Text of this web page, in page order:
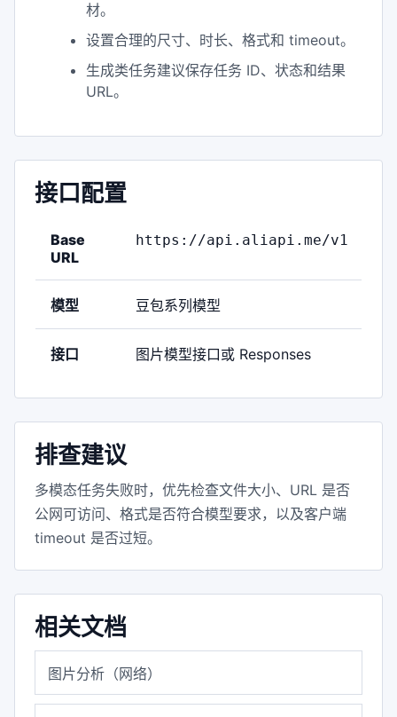
材。
设置合理的尺寸、时长、格式和 timeout。
生成类任务建议保存任务 ID、状态和结果
URL。
接口配置
Base
URL
https://api.aliapi.me/v1
模型 豆包系列模型
接口 图片模型接口或 Responses
排查建议
多模态任务失败时，优先检查文件大小、URL 是否
公网可访问、格式是否符合模型要求，以及客户端
timeout 是否过短。
相关文档
图片分析（网络）